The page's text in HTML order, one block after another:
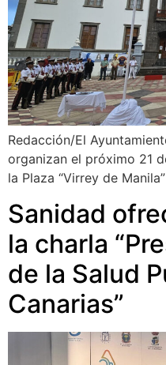
Redacción/El
organizan el próximo 21
la Plaza “Virrey de
Sanidad
la charla
de la Salud
Canarias”